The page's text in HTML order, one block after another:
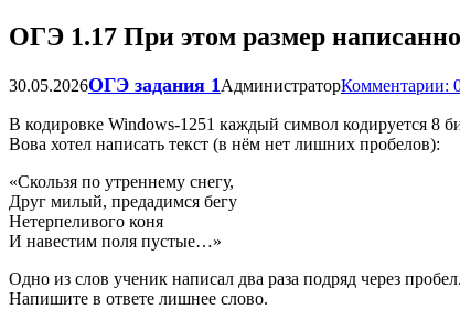
ОГЭ 1.17 При этом размер
30.05.2026ОГЭ задания 1 АдминистраторКомментарии:
В кодировке Windows-1251 каждый символ кодируется 8
Вова хотел написать текст (в нём нет лишних пробелов):
«Скользя по утреннему снегу,
Друг милый, предадимся бегу
Нетерпеливого коня
И навестим поля пустые…»
Одно из слов ученик написал два раза подряд через
Напишите в ответе лишнее слово.